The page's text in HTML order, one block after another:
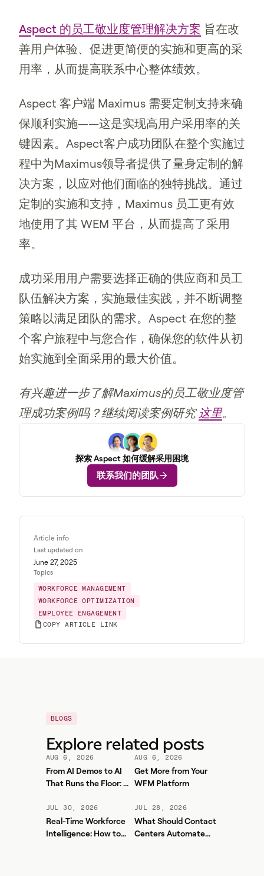
Aspect 的员工敬业度管理解决方案 旨在改
善用户体验、促进更简便的实施和更高的采
用率，从而提高联系中心整体绩效。
Aspect 客户端 Maximus 需要定制支持来确
保顺利实施——这是实现高用户采用率的关
键因素。Aspect客户成功团队在整个实施过
程中为Maximus领导者提供了量身定制的解
决方案，以应对他们面临的独特挑战。通过
定制的实施和支持，Maximus 员工更有效
地使用了其 WEM 平台，从而提高了采用
率。
成功采用用户需要选择正确的供应商和员工
队伍解决方案，实施最佳实践，并不断调整
策略以满足团队的需求。Aspect 在您的整
个客户旅程中与您合作，确保您的软件从初
始实施到全面采用的最大价值。
有兴趣进一步了解Maximus的员工敬业度管
理成功案例吗？继续阅读案例研究这里。
探索 Aspect 如何缓解采用困境
联系我们的团队
Article info
Last updated on
June 27, 2025
Topics
WORKFORCE MANAGEMENT
WORKFORCE OPTIMIZATION
EMPLOYEE ENGAGEMENT
COPY ARTICLE LINK
BLOGS
Explore related posts
AUG 6, 2026
From AI Demos to AI
That Runs the Floor: A
Playbook for Contact
Center AI + WFM
AUG 6, 2026
Get More from Your
WFM Platform
JUL 30, 2026
Real-Time Workforce
Intelligence: How to
JUL 28, 2026
What Should Contact
Centers Automate